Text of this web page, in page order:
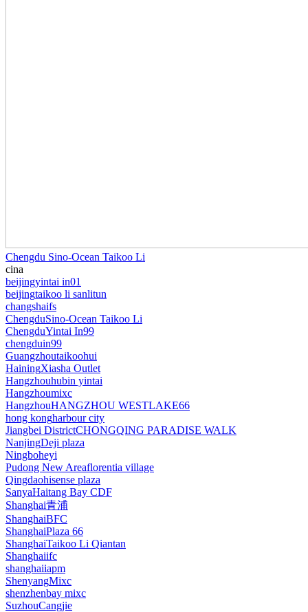
Chengdu Sino-Ocean Taikoo Li
cina
beijingyintai in01
beijingtaikoo li sanlitun
changshaifs
ChengduSino-Ocean Taikoo Li
ChengduYintai In99
chengduin99
Guangzhoutaikoohui
HainingXiasha Outlet
Hangzhouhubin yintai
Hangzhoumixc
HangzhouHANGZHOU WESTLAKE66
hong kongharbour city
Jiangbei DistrictCHONGQING PARADISE WALK
NanjingDeji plaza
Ningboheyi
Pudong New Areaflorentia village
Qingdaohisense plaza
SanyaHaitang Bay CDF
Shanghai青浦
ShanghaiBFC
ShanghaiPlaza 66
ShanghaiTaikoo Li Qiantan
Shanghaiifc
shanghaiiapm
ShenyangMixc
shenzhenbay mixc
SuzhouCangjie